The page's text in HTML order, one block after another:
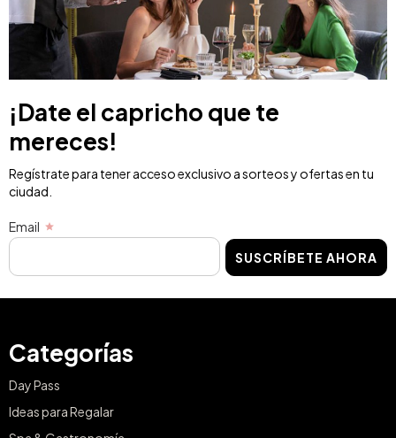
¡Date el capricho que te
mereces!
Regístrate para tener acceso exclusivo a sorteos y ofertas en tu
ciudad.
Email
SUSCRÍBETE AHORA
Categorías
Day Pass
Ideas para Regalar